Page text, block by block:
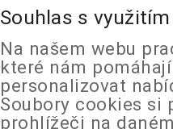
Souhlas s
Na našem webu
které nám
personalizovat
Soubory cookies si
prohlížeči na